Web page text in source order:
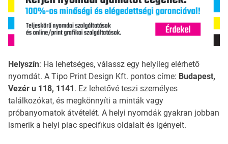
Helyszín: Ha lehetséges, válassz egy helyileg elérhető
nyomdát. A Tipo Print Design Kft. pontos címe: Budapest,
Vezér u 118, 1141. Ez lehetővé teszi személyes
találkozókat, és megkönnyíti a minták vagy
próbanyomatok átvételét. A helyi nyomdák gyakran jobban
ismerik a helyi piac specifikus oldalait és igényeit.